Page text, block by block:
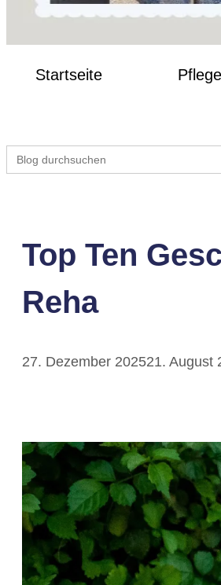
Startseite
Search
for:
Top Ten
Reha
27. Dezember 202521. August